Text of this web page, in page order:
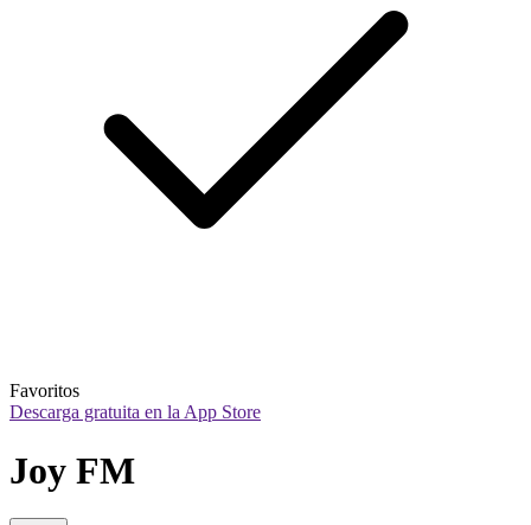
Favoritos
Descarga gratuita en la App Store
Joy FM